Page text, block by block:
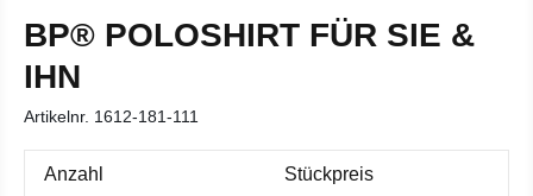
BP® POLOSHIRT FÜR SIE &
IHN
Artikelnr. 1612-181-111
Anzahl Stückpreis